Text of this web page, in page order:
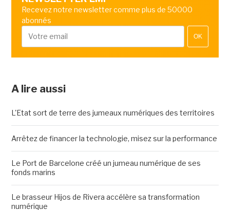
Recevez notre newsletter comme plus de 50000
abonnés
OK
A lire aussi
L'Etat sort de terre des jumeaux numériques des territoires
Arrêtez de financer la technologie, misez sur la performance
Le Port de Barcelone créé un jumeau numérique de ses
fonds marins
Le brasseur Hijos de Rivera accélère sa transformation
numérique